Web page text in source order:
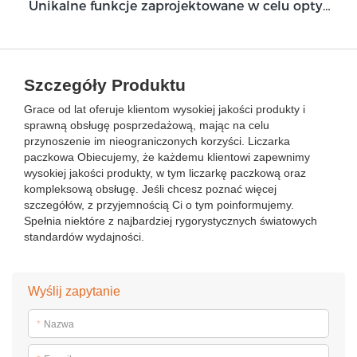
Unikalne funkcje zaprojektowane w celu optymalizacji modułu bankomatu Grace GDM100
Szczegóły Produktu
Grace od lat oferuje klientom wysokiej jakości produkty i
sprawną obsługę posprzedażową, mając na celu
przynoszenie im nieograniczonych korzyści. Liczarka
paczkowa Obiecujemy, że każdemu klientowi zapewnimy
wysokiej jakości produkty, w tym liczarkę paczkową oraz
kompleksową obsługę. Jeśli chcesz poznać więcej
szczegółów, z przyjemnością Ci o tym poinformujemy.
Spełnia niektóre z najbardziej rygorystycznych światowych
standardów wydajności.
Wyślij zapytanie
* Nazwa